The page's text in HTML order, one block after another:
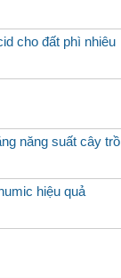
cho đất phì nhiêu
năng suất cây
hiệu quả